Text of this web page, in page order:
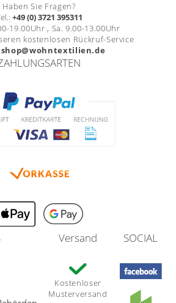
Haben Sie Fragen?
+49 (0) 3721 395311
19.00Uhr , Sa. 9.00-13.00Uhr
kostenlosen Rückruf-Service
shop@wohntextilien.de
Versand
Kostenloser
Musterversand
SOCIAL